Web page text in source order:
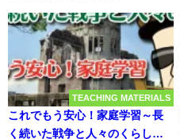
TEACHING MATERIALS
これでもう安心！家庭学習～長
く続いた戦争と人々のくらし